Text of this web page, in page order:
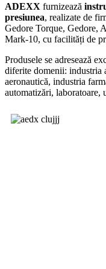
ADEXX furnizează
presiunea, realizate de
Gedore Torque, Gedore,
Mark-10, cu facilități de
Produsele se adresează
diferite domenii: industria
aeronautică, industria
automatizări, laboratoare,